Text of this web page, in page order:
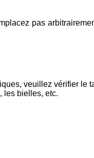
pas
veuillez vérifier le
les bielles, etc.